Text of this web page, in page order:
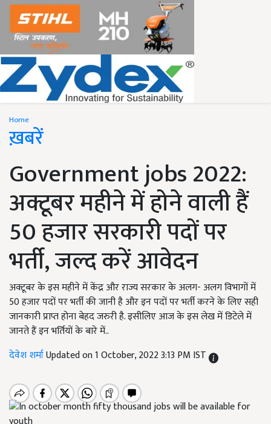
Home
ख़बरें
Government jobs 2022:
अक्टूबर महीने में होने वाली हैं
50 हजार सरकारी पदों पर
भर्ती, जल्द करें आवेदन
अक्टूबर के इस महीने में केंद्र और राज्य सरकार के अलग- अलग विभागों में
50 हजार पदों पर भर्ती की जानी है और इन पदों पर भर्ती करने के लिए सही
जानकारी प्राप्त होना बेहद जरुरी है. इसीलिए आज के इस लेख में डिटेले में
जानते हैं इन भर्तियों के बारे में..
देवेश शर्माUpdated on 1 October, 2022 3:13 PM IST